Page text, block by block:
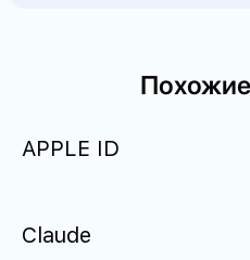
APPLE ID
Claude